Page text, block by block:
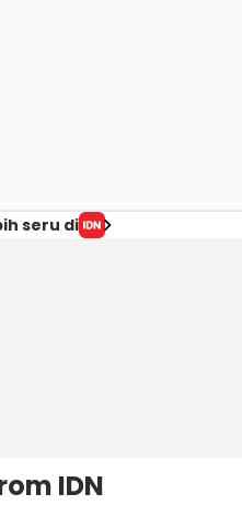
seru di
IDN